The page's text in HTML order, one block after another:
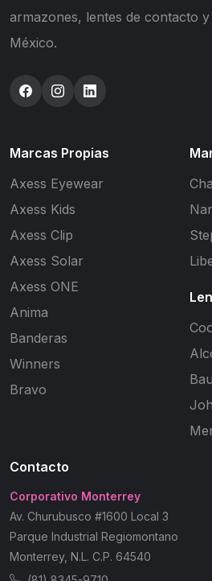
armazones, lentes de contacto
México.
Marcas Propias
Axess Eyewear
Axess Kids
Axess Clip
Axess Solar
Axess ONE
Anima
Banderas
Winners
Bravo
Contacto
Corporativo Monterrey
Av. Churubusco #1600 Local 3
Parque Industrial Regiomontano
Monterrey, N.L. C.P. 64540